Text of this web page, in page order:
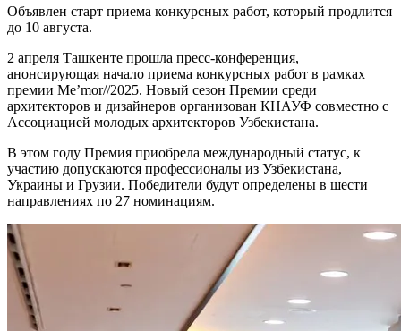
Объявлен старт приема конкурсных работ, который продлится
до 10 августа.
2 апреля Ташкенте прошла пресс-конференция,
анонсирующая начало приема конкурсных работ в рамках
премии Me’mor//2025. Новый сезон Премии среди
архитекторов и дизайнеров организован КНАУФ совместно с
Ассоциацией молодых архитекторов Узбекистана.
В этом году Премия приобрела международный статус, к
участию допускаются профессионалы из Узбекистана,
Украины и Грузии. Победители будут определены в шести
направлениях по 27 номинациям.